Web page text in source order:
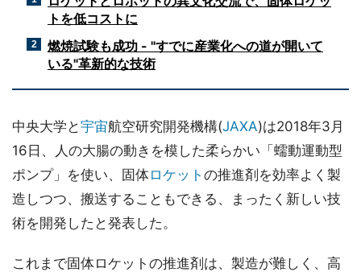
トを低コストに
2
燃焼試験も成功 - "すでに産業化への道が開いて
いる"革新的な技術
中央大学と宇宙航空研究開発機構(JAXA)は2018年3月
16日、人の大腸の動きを模した柔らかい「蠕動運動型
ポンプ」を使い、固体ロケット の推進剤を効率よく製
造しつつ、搬送することもできる、まったく新しい技
術を開発したと発表した。
これまで固体ロケットの推進剤は、製造が難しく、高